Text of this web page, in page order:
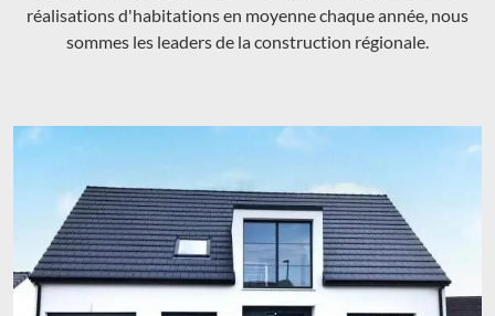
réalisations d'habitations en moyenne chaque année, nous
sommes les leaders de la construction régionale.